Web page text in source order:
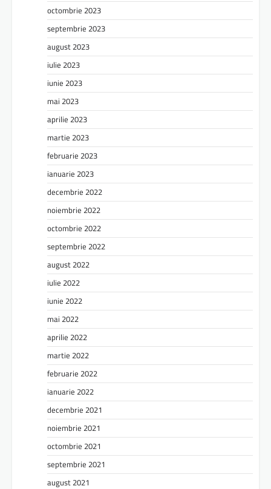
octombrie 2023
septembrie 2023
august 2023
iulie 2023
iunie 2023
mai 2023
aprilie 2023
martie 2023
februarie 2023
ianuarie 2023
decembrie 2022
noiembrie 2022
octombrie 2022
septembrie 2022
august 2022
iulie 2022
iunie 2022
mai 2022
aprilie 2022
martie 2022
februarie 2022
ianuarie 2022
decembrie 2021
noiembrie 2021
octombrie 2021
septembrie 2021
august 2021